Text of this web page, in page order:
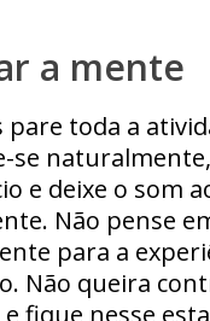
a mente
toda a
se
e deixe o som
Não pense
para a
Não queira
fique nesse